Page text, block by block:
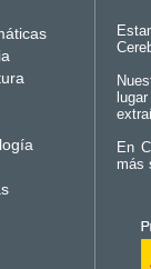
En
más